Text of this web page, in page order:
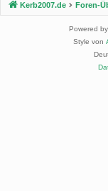
Kerb2007.de Foren-
Powered by
Style von